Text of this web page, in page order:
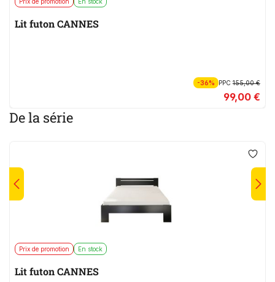
Lit futon CANNES
-36% PPC155,00 €
99,00 €
De la série
Prix de promotion En stock
Lit futon CANNES